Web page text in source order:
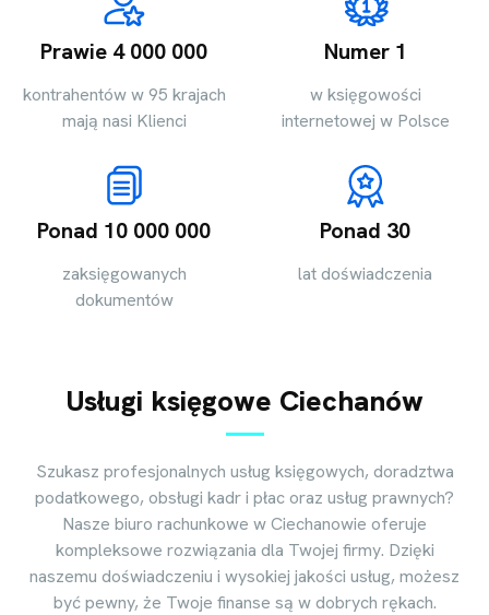
Prawie 4 000 000
kontrahentów w 95 krajach
mają nasi Klienci
Numer 1
w księgowości
internetowej w Polsce
Ponad 10 000 000
zaksięgowanych
dokumentów
Ponad 30
lat doświadczenia
Usługi księgowe Ciechanów
Szukasz profesjonalnych usług księgowych, doradztwa
podatkowego, obsługi kadr i płac oraz usług prawnych?
Nasze biuro rachunkowe w Ciechanowie oferuje
kompleksowe rozwiązania dla Twojej firmy. Dzięki
naszemu doświadczeniu i wysokiej jakości usług, możesz
być pewny, że Twoje finanse są w dobrych rękach.